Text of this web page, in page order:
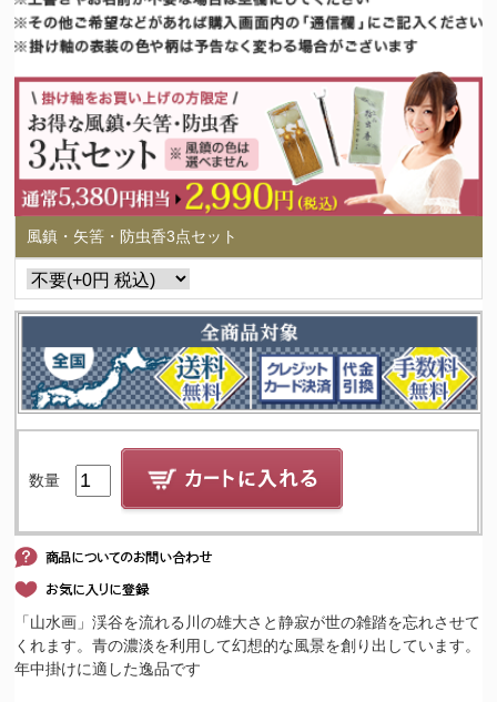
風鎮・矢筈・防虫香3点セット
数量
「山水画」渓谷を流れる川の雄大さと静寂が世の雑踏を忘れさせて
くれます。青の濃淡を利用して幻想的な風景を創り出しています。
年中掛けに適した逸品です